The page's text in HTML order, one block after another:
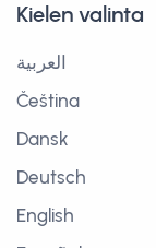
Kielen valinta
العربية
Čeština
Dansk
Deutsch
English